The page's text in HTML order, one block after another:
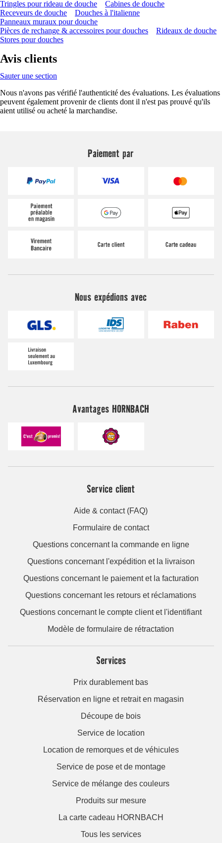
Tringles pour rideau de douche
Cabines de douche
Receveurs de douche
Douches à l'italienne
Panneaux muraux pour douche
Pièces de rechange & accessoires pour douches
Rideaux de douche
Stores pour douches
Avis clients
Sauter une section
Nous n'avons pas vérifié l'authenticité des évaluations. Les évaluations
peuvent également provenir de clients dont il n'est pas prouvé qu'ils
aient utilisé ou acheté la marchandise.
Paiement par
Nous expédions avec
Avantages HORNBACH
Service client
Aide & contact (FAQ)
Formulaire de contact
Questions concernant la commande en ligne
Questions concernant l'expédition et la livraison
Questions concernant le paiement et la facturation
Questions concernant les retours et réclamations
Questions concernant le compte client et l'identifiant
Modèle de formulaire de rétractation
Services
Prix durablement bas
Réservation en ligne et retrait en magasin
Découpe de bois
Service de location
Location de remorques et de véhicules
Service de pose et de montage
Service de mélange des couleurs
Produits sur mesure
La carte cadeau HORNBACH
Tous les services